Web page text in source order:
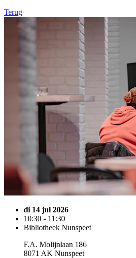
Terug
di 14 jul 2026
10:30 - 11:30
Bibliotheek Nunspeet
F.A. Molijnlaan 186
8071 AK Nunspeet